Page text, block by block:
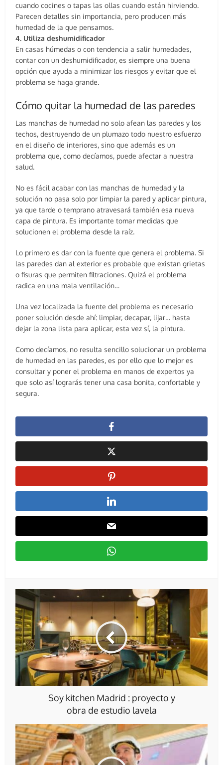
cuando cocines o tapas las ollas cuando están hirviendo.
Parecen detalles sin importancia, pero producen más
humedad de la que pensamos.
4. Utiliza deshumidificador
En casas húmedas o con tendencia a salir humedades,
contar con un deshumidificador, es siempre una buena
opción que ayuda a minimizar los riesgos y evitar que el
problema se haga grande.
Cómo quitar la humedad de las paredes
Las manchas de humedad no solo afean las paredes y los
techos, destruyendo de un plumazo todo nuestro esfuerzo
en el diseño de interiores, sino que además es un
problema que, como decíamos, puede afectar a nuestra
salud.
No es fácil acabar con las manchas de humedad y la
solución no pasa solo por limpiar la pared y aplicar pintura,
ya que tarde o temprano atravesará también esa nueva
capa de pintura. Es importante tomar medidas que
solucionen el problema desde la raíz.
Lo primero es dar con la fuente que genera el problema. Si
las paredes dan al exterior es probable que existan grietas
o fisuras que permiten filtraciones. Quizá el problema
radica en una mala ventilación…
Una vez localizada la fuente del problema es necesario
poner solución desde ahí: limpiar, decapar, lijar… hasta
dejar la zona lista para aplicar, esta vez sí, la pintura.
Como decíamos, no resulta sencillo solucionar un problema
de humedad en las paredes, es por ello que lo mejor es
consultar y poner el problema en manos de expertos ya
que solo así lograrás tener una casa bonita, confortable y
segura.
Soy kitchen Madrid : proyecto y
obra de estudio lavela